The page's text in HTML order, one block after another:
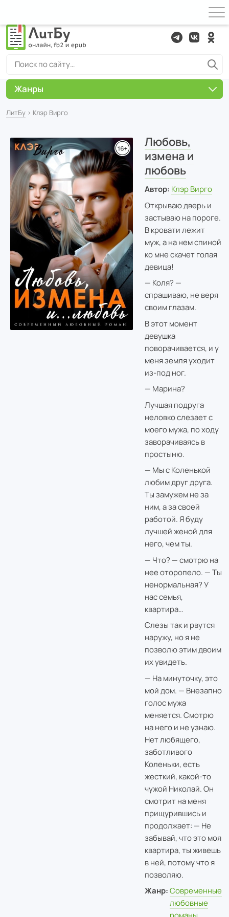
ЛитБу › Клэр Вирго
Любовь,
измена и
любовь
Автор: Клэр Вирго
Открываю дверь и
застываю на пороге.
В кровати лежит
муж, а на нем спиной
ко мне скачет голая
девица!
— Коля? —
спрашиваю, не веря
своим глазам.
В этот момент
девушка
поворачивается, и у
меня земля уходит
из-под ног.
— Марина?
Лучшая подруга
неловко слезает с
моего мужа, по ходу
заворачиваясь в
простыню.
— Мы с Коленькой
любим друг друга.
Ты замужем не за
ним, а за своей
работой. Я буду
лучшей женой для
него, чем ты.
— Что? — смотрю на
нее оторопело. — Ты
ненормальная? У
нас семья,
квартира…
Слезы так и рвутся
наружу, но я не
позволю этим двоим
их увидеть.
— На минуточку, это
мой дом. — Внезапно
голос мужа
меняется. Смотрю
на него и не узнаю.
Нет любящего,
заботливого
Коленьки, есть
жесткий, какой-то
чужой Николай. Он
смотрит на меня
прищурившись и
продолжает: — Не
забывай, что это моя
квартира, ты живешь
в ней, потому что я
позволяю.
Жанр: Современные
любовные
Жанры